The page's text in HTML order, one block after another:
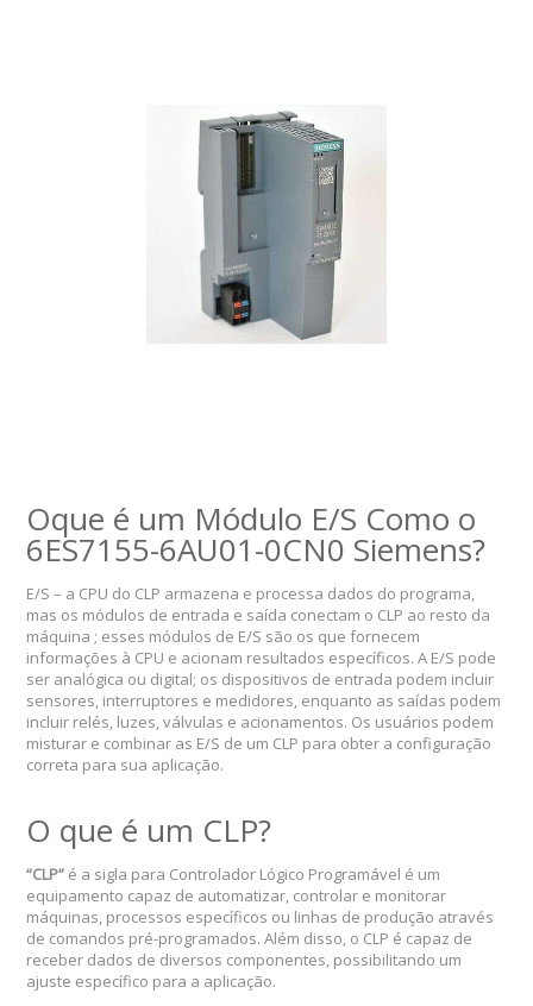
Oque é um Módulo E/S Como o
6ES7155-6AU01-0CN0 Siemens?
E/S – a CPU do CLP armazena e processa dados do programa,
mas os módulos de entrada e saída conectam o CLP ao resto da
máquina ; esses módulos de E/S são os que fornecem
informações à CPU e acionam resultados específicos. A E/S pode
ser analógica ou digital; os dispositivos de entrada podem incluir
sensores, interruptores e medidores, enquanto as saídas podem
incluir relés, luzes, válvulas e acionamentos. Os usuários podem
misturar e combinar as E/S de um CLP para obter a configuração
correta para sua aplicação.
O que é um CLP?
“CLP” é a sigla para Controlador Lógico Programável é um
equipamento capaz de automatizar, controlar e monitorar
máquinas, processos específicos ou linhas de produção através
de comandos pré-programados. Além disso, o CLP é capaz de
receber dados de diversos componentes, possibilitando um
ajuste específico para a aplicação.